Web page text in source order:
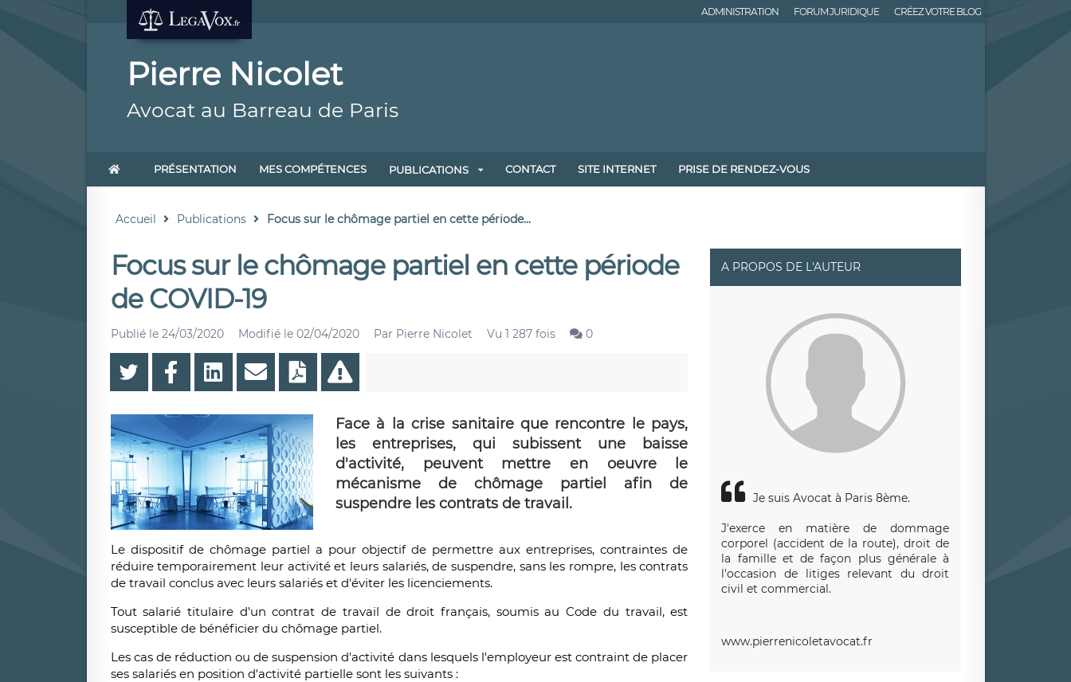
ADMINISTRATION FORUM JURIDIQUE CRÉEZ VOTRE BLOG
Pierre Nicolet
Avocat au Barreau de Paris
PRÉSENTATION MES COMPÉTENCES PUBLICATIONS CONTACT SITE INTERNET PRISE DE RENDEZ-VOUS
Accueil Publications Focus sur le chômage partiel en cette période...
Focus sur le chômage partiel en cette période
de COVID-19
Publié le 24/03/2020 Modifié le 02/04/2020 Par Pierre Nicolet Vu 1 287 fois 0
Face à la crise sanitaire que rencontre le pays,
les entreprises, qui subissent une baisse
d'activité, peuvent mettre en oeuvre le
mécanisme de chômage partiel afin de
suspendre les contrats de travail.
Le dispositif de chômage partiel a pour objectif de permettre aux entreprises, contraintes de
réduire temporairement leur activité et leurs salariés, de suspendre, sans les rompre, les contrats
de travail conclus avec leurs salariés et d'éviter les licenciements.
Tout salarié titulaire d'un contrat de travail de droit français, soumis au Code du travail, est
susceptible de bénéficier du chômage partiel.
Les cas de réduction ou de suspension d'activité dans lesquels l'employeur est contraint de placer
ses salariés en position d'activitépartiellesont les suivants :
A PROPOS DE L'AUTEUR
Je suis Avocat à Paris 8ème.
J'exerce en matière de dommage
corporel (accident de la route), droit de
la famille et de façon plus générale à
l'occasion de litiges relevant du droit
civil et commercial.
www.pierrenicoletavocat.fr